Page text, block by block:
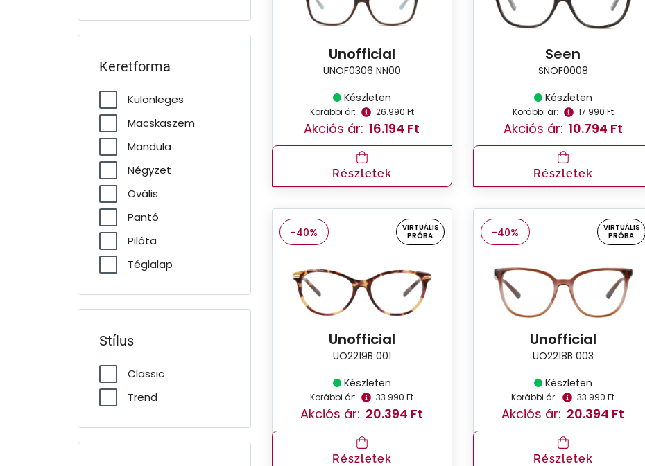
Keretforma
Különleges
Macskaszem
Mandula
Négyzet
Ovális
Pantó
Pilóta
Téglalap
Stílus
Classic
Trend
Unofficial
UNOF0306 NN00
Készleten
Korábbi ár: 26.990 Ft
Akciós ár: 16.194 Ft
Részletek
Seen
SNOF0008
Készleten
Korábbi ár: 17.990 Ft
Akciós ár: 10.794 Ft
Részletek
-40%
VIRTUÁLIS
PRÓBA
Unofficial
UO2219B 001
Készleten
Korábbi ár: 33.990 Ft
Akciós ár: 20.394 Ft
Részletek
-40%
VIRTUÁLIS
PRÓBA
Unofficial
UO2218B 003
Készleten
Korábbi ár: 33.990 Ft
Akciós ár: 20.394 Ft
Részletek